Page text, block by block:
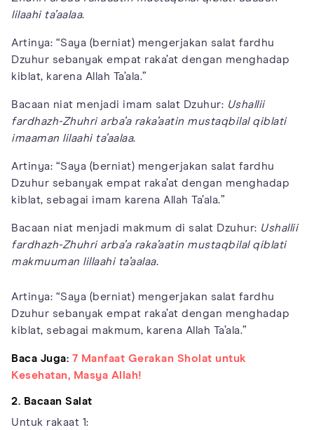
lilaahi ta’aalaa.
Artinya: “Saya (berniat) mengerjakan salat fardhu
Dzuhur sebanyak empat raka’at dengan menghadap
kiblat, karena Allah Ta’ala.”
Bacaan niat menjadi imam salat Dzuhur: Ushallii
fardhazh-Zhuhri arba’a raka’aatin mustaqbilal qiblati
imaaman lilaahi ta’aalaa.
Artinya: “Saya (berniat) mengerjakan salat fardhu
Dzuhur sebanyak empat raka’at dengan menghadap
kiblat, sebagai imam karena Allah Ta’ala.”
Bacaan niat menjadi makmum di salat Dzuhur: Ushallii
fardhazh-Zhuhri arba’a raka’aatin mustaqbilal qiblati
makmuuman lillaahi ta’aalaa.
Artinya: “Saya (berniat) mengerjakan salat fardhu
Dzuhur sebanyak empat raka’at dengan menghadap
kiblat, sebagai makmum, karena Allah Ta’ala.”
Baca Juga: 7 Manfaat Gerakan Sholat untuk
Kesehatan, Masya Allah!
2. Bacaan Salat
Untuk rakaat 1: